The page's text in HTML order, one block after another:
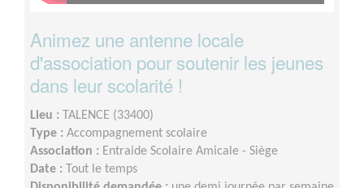
Animez une antenne locale
d'association pour soutenir les jeunes
dans leur scolarité !
Lieu : TALENCE (33400)
Type : Accompagnement scolaire
Association : Entraide Scolaire Amicale - Siège
Date : Tout le temps